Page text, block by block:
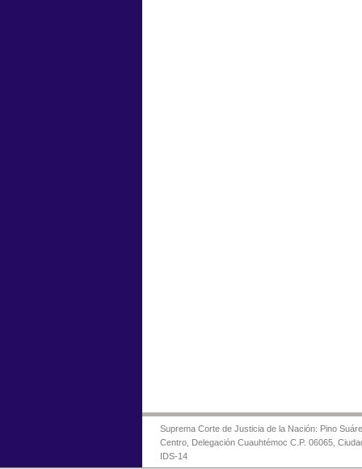
Suprema Corte de Justicia de la Nación: Pino
Centro, Delegación Cuauhtémoc C.P. 06065,
IDS-14